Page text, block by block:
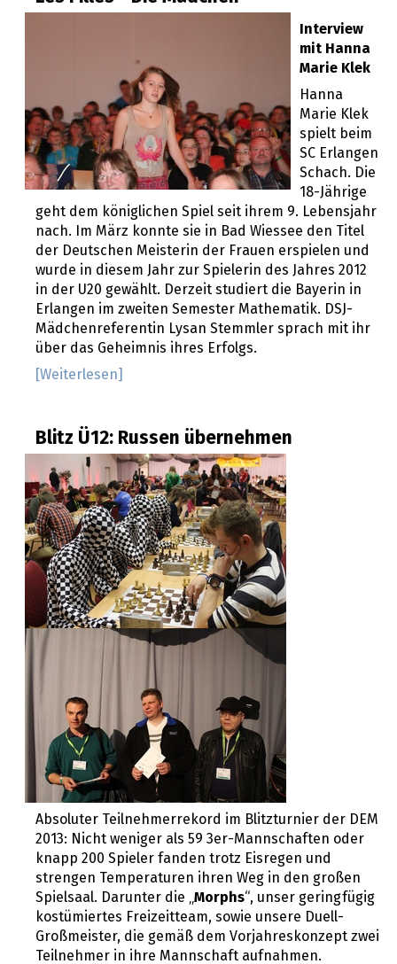
Interview
mit Hanna
Marie Klek
Hanna
Marie Klek
spielt beim
SC Erlangen
Schach. Die
18-Jährige
geht dem königlichen Spiel seit ihrem 9. Lebensjahr
nach. Im März konnte sie in Bad Wiessee den Titel
der Deutschen Meisterin der Frauen erspielen und
wurde in diesem Jahr zur Spielerin des Jahres 2012
in der U20 gewählt. Derzeit studiert die Bayerin in
Erlangen im zweiten Semester Mathematik. DSJ-
Mädchenreferentin Lysan Stemmler sprach mit ihr
über das Geheimnis ihres Erfolgs.
[Weiterlesen]
Blitz Ü12: Russen übernehmen
Absoluter Teilnehmerrekord im Blitzturnier der DEM
2013: Nicht weniger als 59 3er-Mannschaften oder
knapp 200 Spieler fanden trotz Eisregen und
strengen Temperaturen ihren Weg in den großen
Spielsaal. Darunter die „ Morphs“, unser geringfügig
kostümiertes Freizeitteam, sowie unsere Duell-
Großmeister, die gemäß dem Vorjahreskonzept zwei
Teilnehmer in ihre Mannschaft aufnahmen.